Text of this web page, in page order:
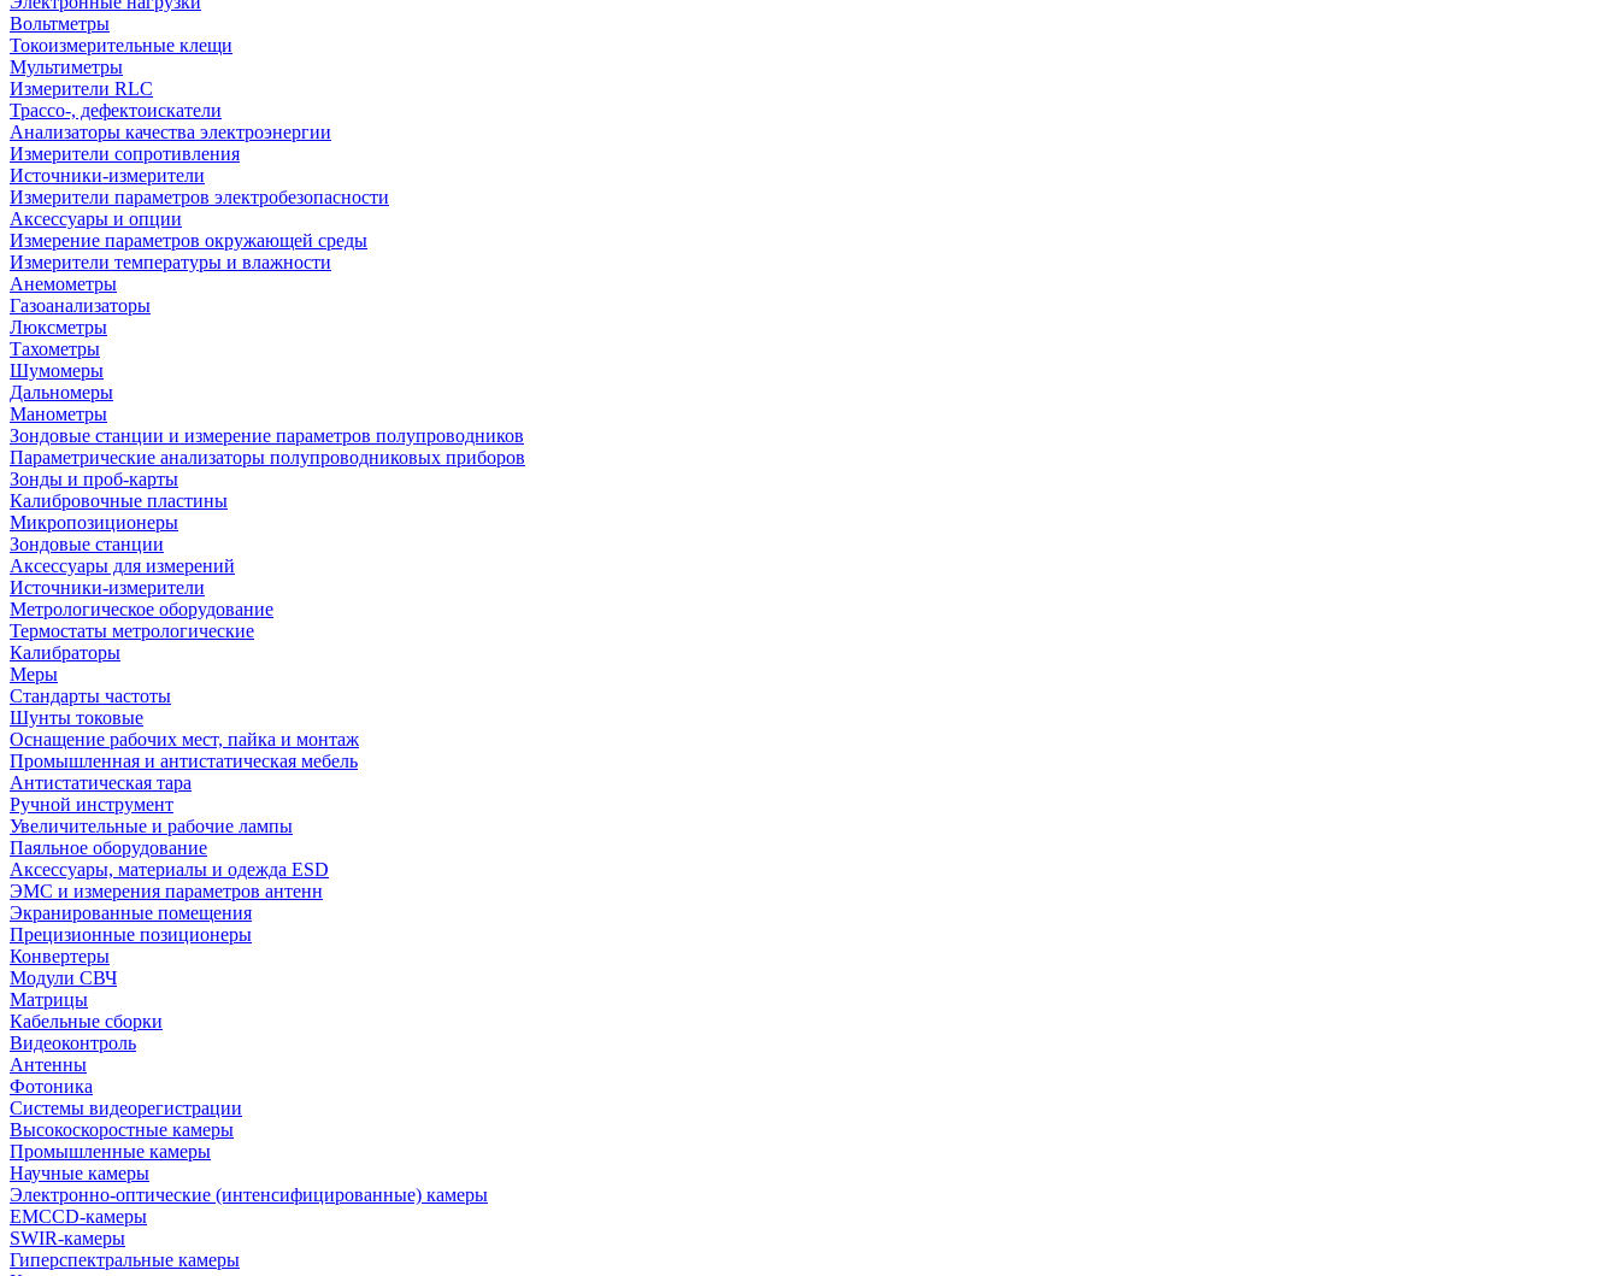
Вольтметры
Токоизмерительные клещи
Мультиметры
Измерители RLC
Трассо-, дефектоискатели
Анализаторы качества электроэнергии
Измерители сопротивления
Источники-измерители
Измерители параметров электробезопасности
Аксессуары и опции
Измерение параметров окружающей среды
Измерители температуры и влажности
Анемометры
Газоанализаторы
Люксметры
Тахометры
Шумомеры
Дальномеры
Манометры
Зондовые станции и измерение параметров полупроводников
Параметрические анализаторы полупроводниковых приборов
Зонды и проб-карты
Калибровочные пластины
Микропозиционеры
Зондовые станции
Аксессуары для измерений
Источники-измерители
Метрологическое оборудование
Термостаты метрологические
Калибраторы
Меры
Стандарты частоты
Шунты токовые
Оснащение рабочих мест, пайка и монтаж
Промышленная и антистатическая мебель
Антистатическая тара
Ручной инструмент
Увеличительные и рабочие лампы
Паяльное оборудование
Аксессуары, материалы и одежда ESD
ЭМС и измерения параметров антенн
Экранированные помещения
Прецизионные позиционеры
Конвертеры
Модули СВЧ
Матрицы
Кабельные сборки
Видеоконтроль
Антенны
Фотоника
Cистемы видеорегистрации
Высокоскоростные камеры
Промышленные камеры
Научные камеры
Электронно-оптические (интенсифицированные) камеры
EMCCD-камеры
SWIR-камеры
Гиперспектральные камеры